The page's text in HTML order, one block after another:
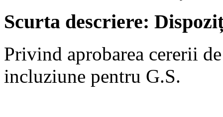
Scurta descriere:
Privind aprobarea cererii
incluziune pentru G.S.